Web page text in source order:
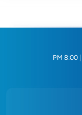
8:00 PM